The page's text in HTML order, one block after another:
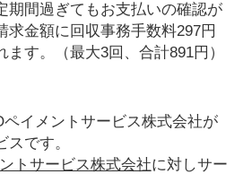
期間過ぎてもお支払いの確認が
求金額に回収事務手数料297円
ます。（最大3回、合計891円）
イメントサービス株式会社が
です。
トサービス株式会社に対しサー